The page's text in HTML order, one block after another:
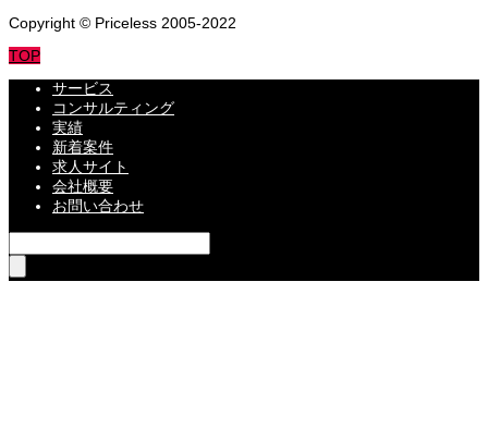
Copyright © Priceless 2005-2022
TOP
サービス
コンサルティング
実績
新着案件
求人サイト
会社概要
お問い合わせ